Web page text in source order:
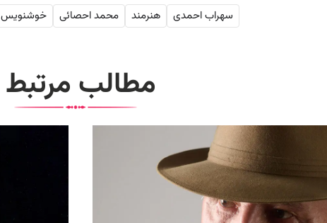
سهراب احمدی هنرمند محمد احصائی خوشنویس
مطالب مرتبط